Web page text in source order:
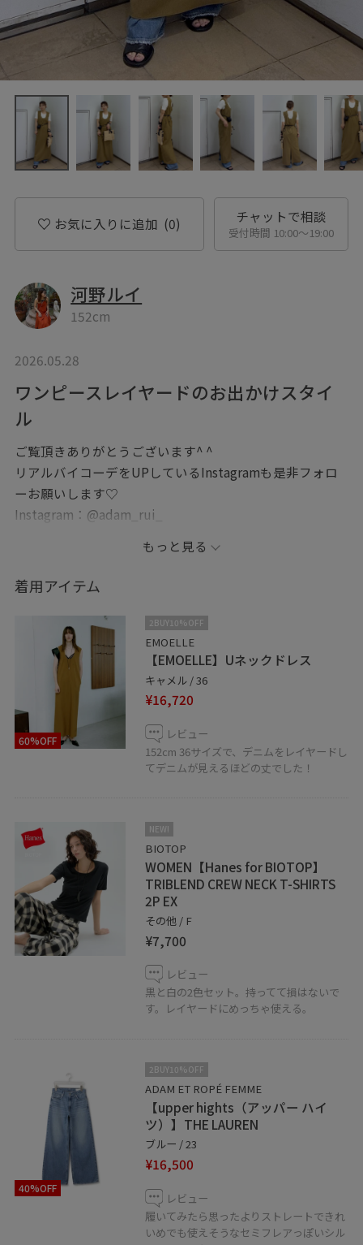
お気に入りに追加 (0) チャットで相談
受付時間 10:00〜19:00
河野ルイ
152cm
2026.05.28
ワンピースレイヤードのお出かけスタイ
ル
ご覧頂きありがとうございます^ ^
リアルバイコーデをUPしているInstagramも是非フォロ
ーお願いします♡
Instagram：@adam_rui_
暖かくなりお出かけ日和ということで、ワンピースのレ
イヤードコーデをご紹介！
デニムとTシャツじゃ何か物足りない、という時にワンピ
ースの重ね技が簡単オシャレでおススメです！
ポケットあるのも嬉しいポイント◎
ぜひ店頭にてお試しください^ ^
天王寺ミオ店では下記の期間でポイントアップキャンペ
↪︎5/25（月）-5/31（日）
◻︎MIO5倍ポイントアップ
↪︎5/29（金）-5/31（日）
お取り置きも承っておりますので
是非この機会にご利用くださいませ！
フォローもよろしくお願いします☺︎
お好きなスタイリングは、
【♡】ボタンでお気に入り登録していただくと再度ご覧
天王寺MIO店では通信販売も承っております。
お気軽にお問い合わせくださいませ。
06-6771-8117
LINEで天王寺ミオスタッフに相談は【友だち追加】をタ
ップをして下さい
もっと見る
着用アイテム
60%OFF
2BUY10%OFF
EMOELLE
【EMOELLE】Uネックドレス
キャメル / 36
¥16,720
レビュー
152cm 36サイズで、デニムをレイヤードし
てデニムが見えるほどの丈でした！
NEW!
BIOTOP
WOMEN【Hanes for BIOTOP】
TRIBLEND CREW NECK T-SHIRTS
2P EX
その他 / F
¥7,700
レビュー
黒と白の2色セット。持ってて損はないで
す。レイヤードにめっちゃ使える。
40%OFF
2BUY10%OFF
ADAM ET ROPÉ FEMME
【upper hights（アッパー ハイ
ツ）】THE LAUREN
ブルー / 23
¥16,500
レビュー
履いてみたら思ったよりストレートできれ
いめでも使えそうなセミフレアっぽいシル